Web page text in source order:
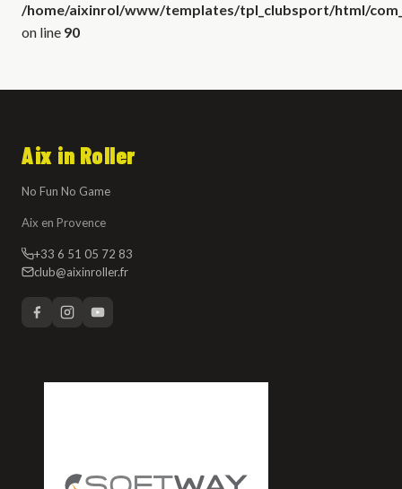
/home/aixinrol/www/templates/tpl_clubsport/html/
on line 90
Aix in Roller
No Fun No Game
Aix en Provence
+33 6 51 05 72 83
club@aixinroller.fr